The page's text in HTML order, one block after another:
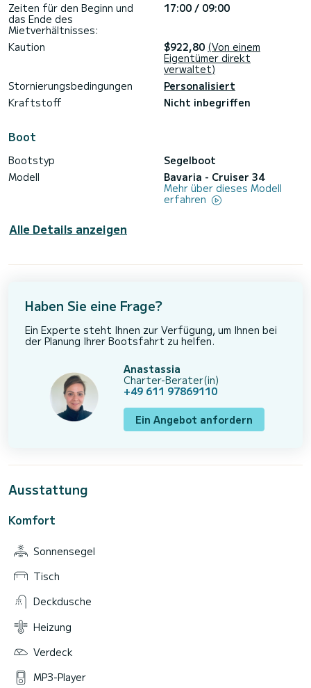
Zeiten für den Beginn und
das Ende des
Mietverhältnisses:
17:00 / 09:00
Kaution $922,80 (Von einem
Eigentümer direkt
verwaltet)
Stornierungsbedingungen
Personalisiert
Kraftstoff
Nicht inbegriffen
Boot
Bootstyp
Segelboot
Modell
Bavaria - Cruiser 34
Mehr über dieses Modell
erfahren
Alle Details anzeigen
Haben Sie eine Frage?
Ein Experte steht Ihnen zur Verfügung, um Ihnen bei
der Planung Ihrer Bootsfahrt zu helfen.
Anastassia
Charter-Berater(in)
+49 611 97869110
Ein Angebot anfordern
Ausstattung
Komfort
Sonnensegel
Tisch
Deckdusche
Heizung
Verdeck
MP3-Player